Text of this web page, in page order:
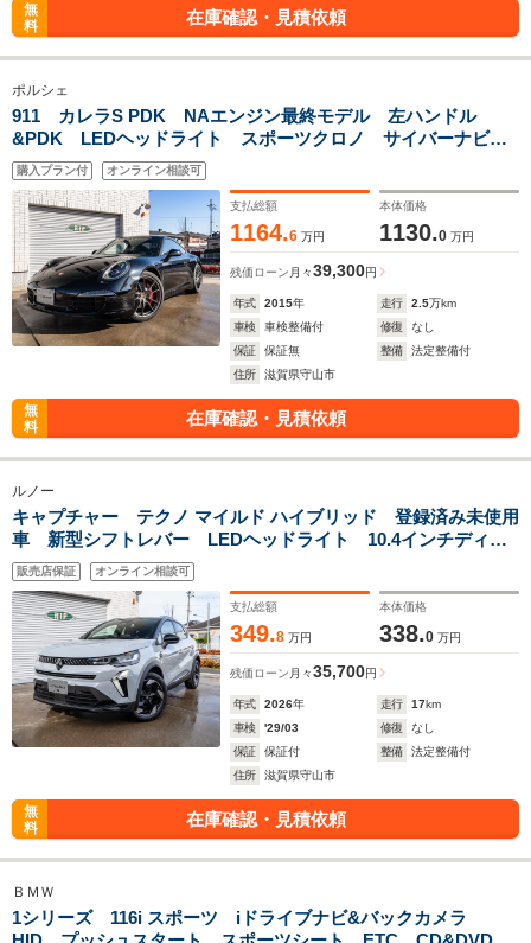
無
料
在庫確認・見積依頼
ポルシェ
911 カレラS PDK NAエンジン最終モデル 左ハンドル
&PDK LEDヘッドライト スポーツクロノ サイバーナビ&
地デジ&Bカメラ 赤シートベルト ブラックレザー アルカン
ターラルーフ 電格ミラー
購入プラン付 オンライン相談可
支払総額
1164.6 万円
本体価格
1130.0 万円
残価ローン 月々39,300円
年式 2015年 走行 2.5万km
車検
車検整備付 修復
なし
保証
保証無 整備
法定整備付
住所
滋賀県守山市
無
料
在庫確認・見積依頼
ルノー
キャプチャー テクノ マイルド ハイブリッド 登録済み未使用
車 新型シフトレバー LEDヘッドライト 10.4インチディス
プレイオーディオ Aカープレイ&Aオート ハンドルヒータ
ー アダプティブクルーズコントロール 新車保証継承
販売店保証 オンライン相談可
支払総額
349.8 万円
本体価格
338.0 万円
残価ローン 月々35,700円
年式 2026年 走行 17km
車検
'29/03 修復
なし
保証
保証付 整備
法定整備付
住所
滋賀県守山市
無
料
在庫確認・見積依頼
ＢＭＷ
1シリーズ 116i スポーツ iドライブナビ&バックカメラ